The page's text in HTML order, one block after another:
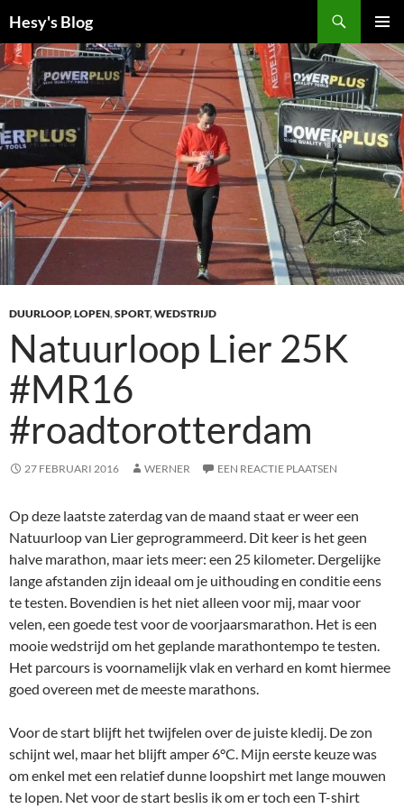
naar
de
inhoud
Hesy's Blog
MENU
DUURLOOP,LOPEN,SPORT,WEDSTRIJD
Natuurloop Lier 25K
#MR16
#roadtorotterdam
27 FEBRUARI 2016 WERNER EEN REACTIE PLAATSEN
Op deze laatste zaterdag van de maand staat er weer een
Natuurloop van Lier geprogrammeerd. Dit keer is het geen
halve marathon, maar iets meer: een 25 kilometer. Dergelijke
lange afstanden zijn ideaal om je uithouding en conditie eens
te testen. Bovendien is het niet alleen voor mij, maar voor
velen, een goede test voor de voorjaarsmarathon. Het is een
mooie wedstrijd om het geplande marathontempo te testen.
Het parcours is voornamelijk vlak en verhard en komt hiermee
goed overeen met de meeste marathons.
Voor de start blijft het twijfelen over de juiste kledij. De zon
schijnt wel, maar het blijft amper 6°C. Mijn eerste keuze was
om enkel met een relatief dunne loopshirt met lange mouwen
te lopen. Net voor de start beslis ik om er toch een T-shirt